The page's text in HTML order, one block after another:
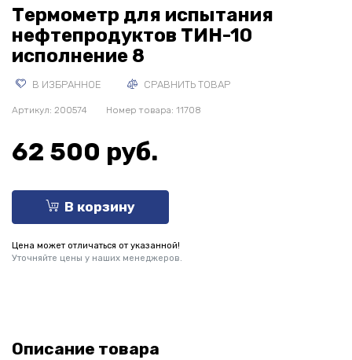
Термометр для испытания
нефтепродуктов ТИН-10
исполнение 8
В ИЗБРАННОЕ СРАВНИТЬ ТОВАР
Артикул: 200574 Номер товара: 11708
62 500 руб.
В корзину
Цена может отличаться от указанной!
Уточняйте цены у наших менеджеров.
Описание товара